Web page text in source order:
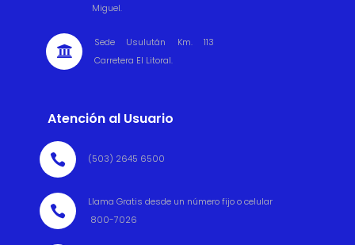
Miguel.

Sede Usulután Km. 113
Carretera El Litoral.
Atención al Usuario
 (503) 2645 6500

Llama Gratis desde un número fijo o celular
800-7026